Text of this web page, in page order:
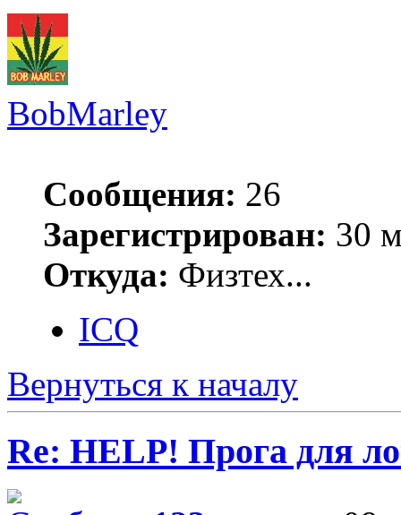
BobMarley
Сообщения: 26
Зарегистрирован: 30
Откуда: Физтех...
ICQ
Вернуться к началу
Re: HELP! Прога для